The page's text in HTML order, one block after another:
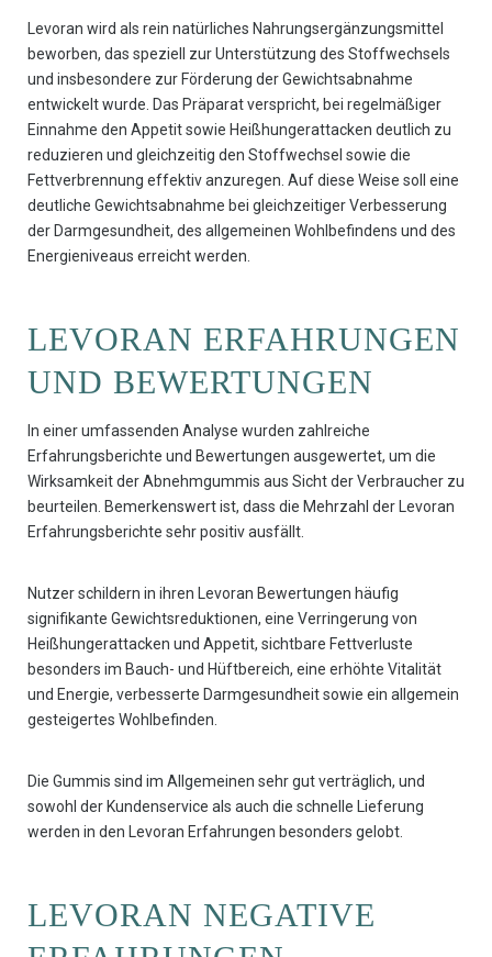
Levoran wird als rein natürliches Nahrungsergänzungsmittel
beworben, das speziell zur Unterstützung des Stoffwechsels
und insbesondere zur Förderung der Gewichtsabnahme
entwickelt wurde. Das Präparat verspricht, bei regelmäßiger
Einnahme den Appetit sowie Heißhungerattacken deutlich zu
reduzieren und gleichzeitig den Stoffwechsel sowie die
Fettverbrennung effektiv anzuregen. Auf diese Weise soll eine
deutliche Gewichtsabnahme bei gleichzeitiger Verbesserung
der Darmgesundheit, des allgemeinen Wohlbefindens und des
Energieniveaus erreicht werden.
LEVORAN ERFAHRUNGEN
UND BEWERTUNGEN
In einer umfassenden Analyse wurden zahlreiche
Erfahrungsberichte und Bewertungen ausgewertet, um die
Wirksamkeit der Abnehmgummis aus Sicht der Verbraucher zu
beurteilen. Bemerkenswert ist, dass die Mehrzahl der Levoran
Erfahrungsberichte sehr positiv ausfällt.
Nutzer schildern in ihren Levoran Bewertungen häufig
signifikante Gewichtsreduktionen, eine Verringerung von
Heißhungerattacken und Appetit, sichtbare Fettverluste
besonders im Bauch- und Hüftbereich, eine erhöhte Vitalität
und Energie, verbesserte Darmgesundheit sowie ein allgemein
gesteigertes Wohlbefinden.
Die Gummis sind im Allgemeinen sehr gut verträglich, und
sowohl der Kundenservice als auch die schnelle Lieferung
werden in den Levoran Erfahrungen besonders gelobt.
LEVORAN NEGATIVE